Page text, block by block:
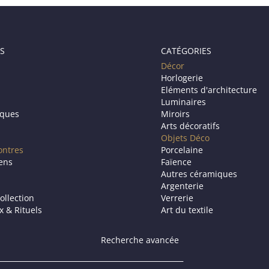
& Rituels
CATÉGORIES
Décor
Horlogerie
Eléments d'architecture
Luminaires
Miroirs
Arts décoratifs
Objets Déco
Porcelaine
Faïence
Autres céramiques
Argenterie
Verrerie
Art du textile
Recherche avancée